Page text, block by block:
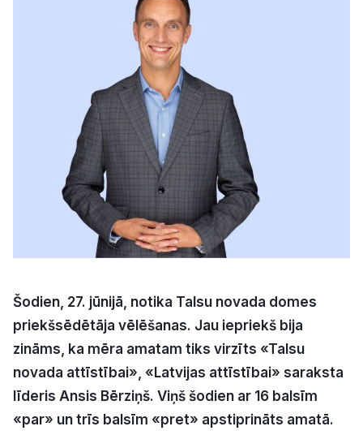
Kultūra
Bizness
Video
Vieta
Sludinājumi
Reklāma
Politiskā reklāma
Par mums
Šodien, 27. jūnijā, notika Talsu novada domes
priekšsēdētāja vēlēšanas. Jau iepriekš bija
zināms, ka mēra amatam tiks virzīts «Talsu
novada attīstībai», «Latvijas attīstībai» saraksta
līderis Ansis Bērziņš. Viņš šodien ar 16 balsīm
«par» un trīs balsīm «pret» apstiprināts amatā.